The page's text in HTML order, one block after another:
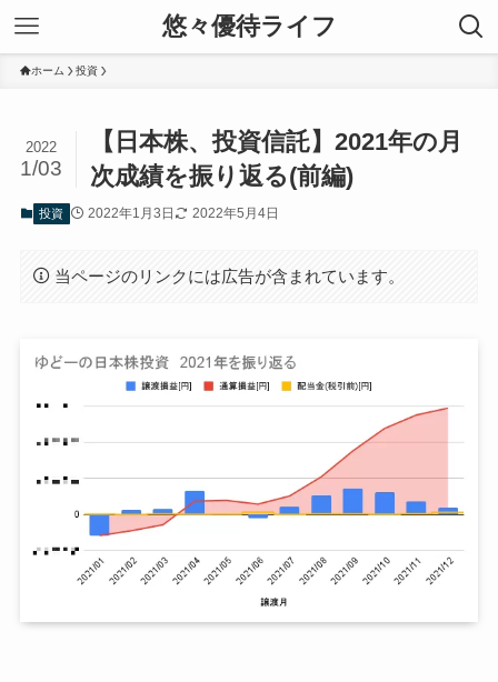
悠々優待ライフ
ホーム 投資
【日本株、投資信託】2021年の月
次成績を振り返る(前編)
2022
1/03
投資 2022年1月3日 2022年5月4日
当ページのリンクには広告が含まれています。